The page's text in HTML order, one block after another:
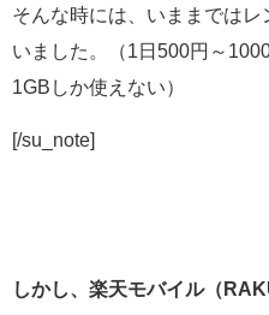
そんな時には、いままでは
いました。（1日500円～
1GBしか使えない）
[/su_note]
しかし、楽天モバイル（